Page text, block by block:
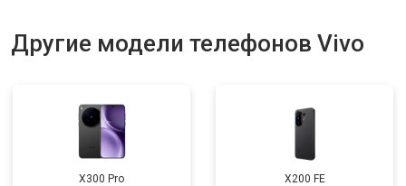
Другие модели телефонов Vivo
X300 Pro X200 FE